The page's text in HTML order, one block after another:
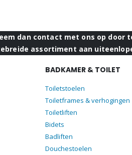
dan contact met ons op door
assortiment aan
BADKAMER & TOILET
Toiletstoelen
Toiletframes & verhogingen
Toiletliften
Bidets
Badliften
Douchestoelen